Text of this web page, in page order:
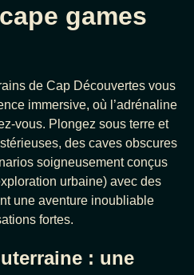
games
de Cap Découvertes vous
immersive, où l’adrénaline
vous. Plongez sous terre et
des caves obscures
soigneusement conçus
urbaine) avec des
une aventure inoubliable
fortes.
: une